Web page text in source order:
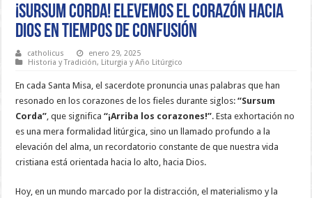
¡Sursum Corda! Elevemos el Corazón hacia
Dios en Tiempos de Confusión
catholicus
enero 29, 2025
Historia y Tradición, Liturgia y Año Litúrgico
En cada Santa Misa, el sacerdote pronuncia unas palabras que han
resonado en los corazones de los fieles durante siglos:“Sursum
Corda”, que significa“¡Arriba los corazones!”. Esta exhortación no
es una mera formalidad litúrgica, sino un llamado profundo a la
elevación del alma, un recordatorio constante de que nuestra vida
cristiana está orientada hacia lo alto, hacia Dios.
Hoy, en un mundo marcado por la distracción, el materialismo y la